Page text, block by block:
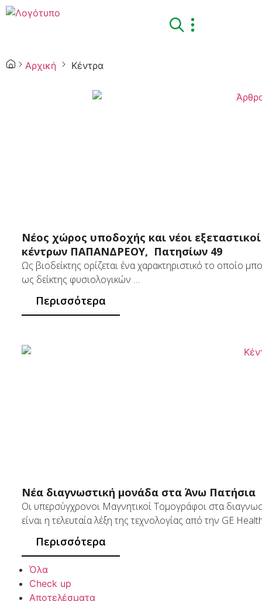
Αρχική Κέντρα
Νέος χώρος υποδοχής και νέοι
κέντρων ΠΑΠΑΝΔΡΕΟΥ, Πατησίων 49
Ως βιοδείκτης ορίζεται ένα χαρακτηριστικό το οποίο
ως δείκτης φυσιολογικών …
Περισσότερα
Νέα διαγνωστική μονάδα στα Άνω Πατήσια
Οι υπερσύγχρονοι Μαγνητικοί Τομογράφοι στα
είναι η τελευταία λέξη της τεχνολογίας από την GE
Περισσότερα
Όλα
Check up
Αποτελέσματα